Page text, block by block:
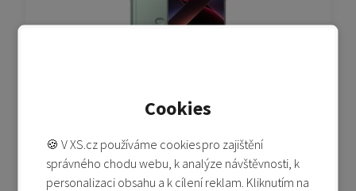
Cookies
🍪 V XS.cz používáme cookies pro zajištění
správného chodu webu, k analýze návštěvnosti, k
personalizaci obsahu a k cílení reklam. Kliknutím na
Není skladem
6 990 Kč 4 990 Kč